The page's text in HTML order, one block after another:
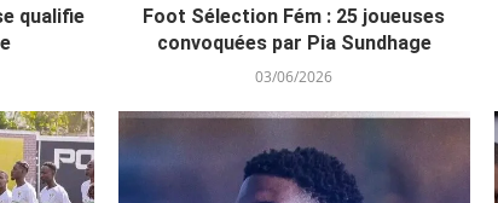
qualifie
Foot Sélection Fém : 25 joueuses
convoquées par Pia Sundhage
03/06/2026